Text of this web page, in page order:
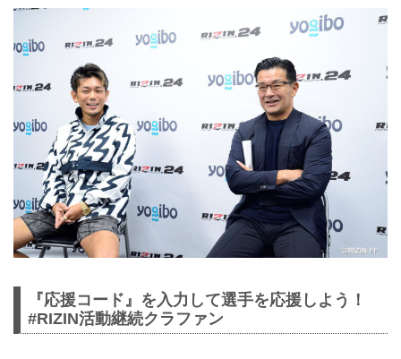
『応援コード』を入力して選手を応援しよう！
#RIZIN活動継続クラファン